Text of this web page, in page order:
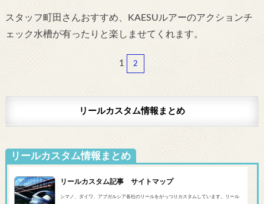
スタッフ町田さんおすすめ、KAESUルアーのアクションチ
ェック水槽が有ったりと楽しませてくれます。
1 2
リールカスタム情報まとめ
リールカスタム情報まとめ
リールカスタム記事 サイトマップ
シマノ、ダイワ、アブガルシア各社のリールをがっつりカスタムしています。リール